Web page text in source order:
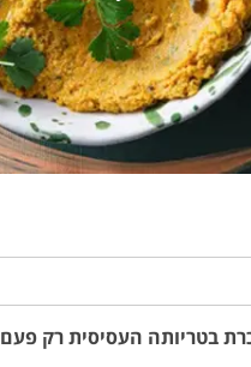
בטריותה העסיסית רק